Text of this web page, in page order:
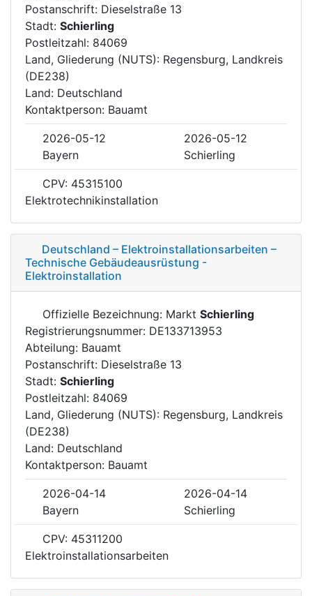
Postanschrift: Dieselstraße 13
Stadt: Schierling
Postleitzahl: 84069
Land, Gliederung (NUTS): Regensburg, Landkreis
(DE238)
Land: Deutschland
Kontaktperson: Bauamt
2026-05-12
2026-05-12
Bayern
Schierling
CPV: 45315100
Elektrotechnikinstallation
Deutschland – Elektroinstallationsarbeiten –
Technische Gebäudeausrüstung -
Elektroinstallation
Offizielle Bezeichnung: Markt Schierling
Registrierungsnummer: DE133713953
Abteilung: Bauamt
Postanschrift: Dieselstraße 13
Stadt: Schierling
Postleitzahl: 84069
Land, Gliederung (NUTS): Regensburg, Landkreis
(DE238)
Land: Deutschland
Kontaktperson: Bauamt
2026-04-14
2026-04-14
Bayern
Schierling
CPV: 45311200
Elektroinstallationsarbeiten